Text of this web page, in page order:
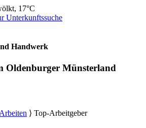
17°C
Handwerk
Oldenburger Münsterland
⟩ Top-Arbeitgeber